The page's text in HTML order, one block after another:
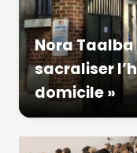
Nora Taalba
sacraliser
domicile »